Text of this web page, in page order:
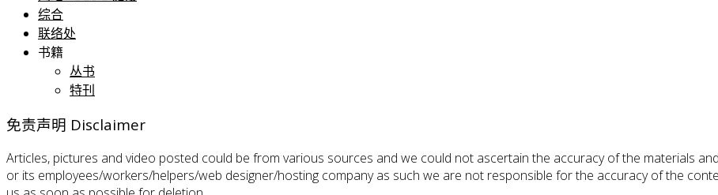
综合
联络处
书籍
丛书
特刊
免责声明 Disclaimer
Articles, pictures and video posted could be from various sources and we could not ascertain the accuracy of the materials
or its employees/workers/helpers/web designer/hosting company as such we are not responsible for the accuracy of the